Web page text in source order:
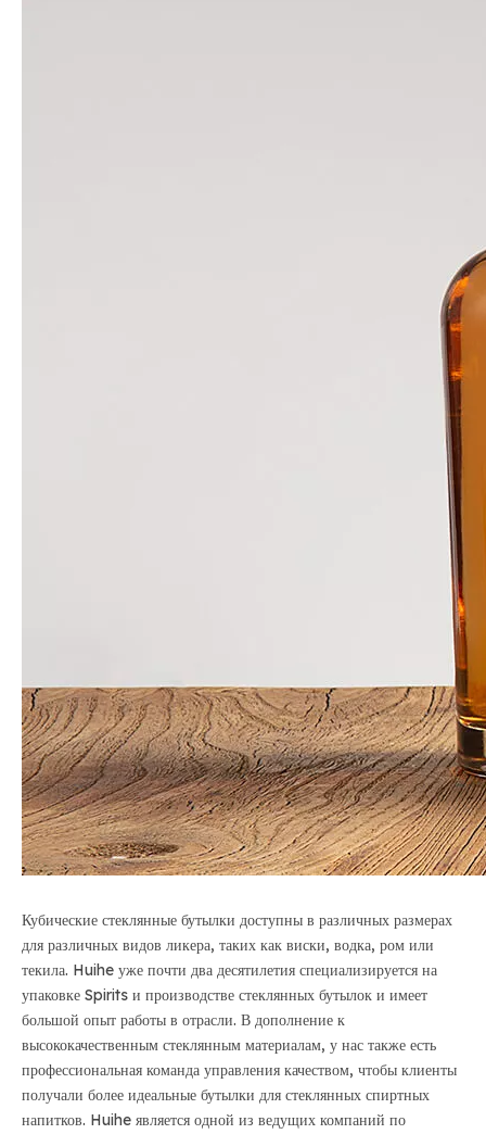
Кубические стеклянные бутылки доступны в различных размерах
для различных видов ликера, таких как виски, водка, ром или
текила. Huihe уже почти два десятилетия специализируется на
упаковке Spirits и производстве стеклянных бутылок и имеет
большой опыт работы в отрасли. В дополнение к
высококачественным стеклянным материалам, у нас также есть
профессиональная команда управления качеством, чтобы клиенты
получали более идеальные бутылки для стеклянных спиртных
напитков. Huihe является одной из ведущих компаний по